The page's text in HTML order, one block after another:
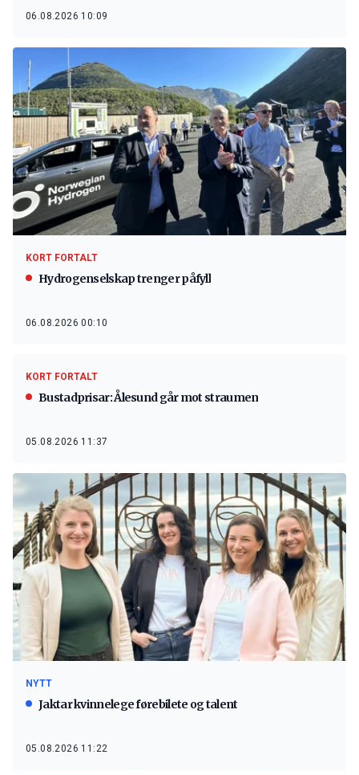
06.08.2026 10:09
KORT FORTALT
Hydrogenselskap trenger påfyll
06.08.2026 00:10
KORT FORTALT
Bustadprisar: Ålesund går mot straumen
05.08.2026 11:37
NYTT
Jaktar kvinnelege førebilete og talent
05.08.2026 11:22